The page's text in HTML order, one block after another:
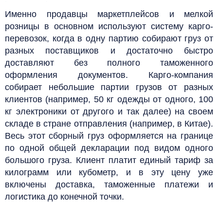
Именно продавцы маркетплейсов и мелкой
розницы в основном используют систему карго-
перевозок, когда в одну партию собирают груз от
разных поставщиков и достаточно быстро
доставляют без полного таможенного
оформления документов. Карго-компания
собирает небольшие партии грузов от разных
клиентов (например, 50 кг одежды от одного, 100
кг электроники от другого и так далее) на своем
складе в стране отправления (например, в Китае).
Весь этот сборный груз оформляется на границе
по одной общей декларации под видом одного
большого груза. Клиент платит единый тариф за
килограмм или кубометр, и в эту цену уже
включены доставка, таможенные платежи и
логистика до конечной точки.